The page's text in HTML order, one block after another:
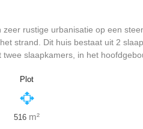
rustige urbanisatie op een
strand. Dit huis bestaat uit 2
slaapkamers, in het
Plot
516 m²